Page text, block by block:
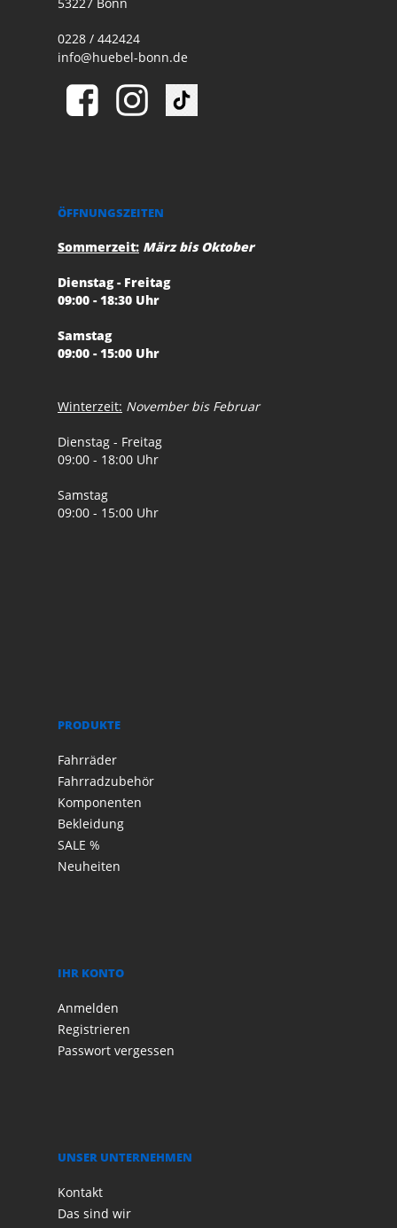
0228 / 442424
info@huebel-bonn.de
ÖFFNUNGSZEITEN
Sommerzeit: März bis Oktober
Dienstag - Freitag
09:00 - 18:30 Uhr
Samstag
09:00 - 15:00 Uhr
Winterzeit: November bis Februar
Dienstag - Freitag
09:00 - 18:00 Uhr
Samstag
09:00 - 15:00 Uhr
PRODUKTE
Fahrräder
Fahrradzubehör
Komponenten
Bekleidung
SALE %
Neuheiten
IHR KONTO
Anmelden
Registrieren
Passwort vergessen
UNSER UNTERNEHMEN
Kontakt
Das sind wir